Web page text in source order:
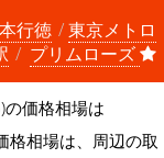
本行徳
東京メトロ
プリムローズ
価格相場は
格相場は、周辺の取